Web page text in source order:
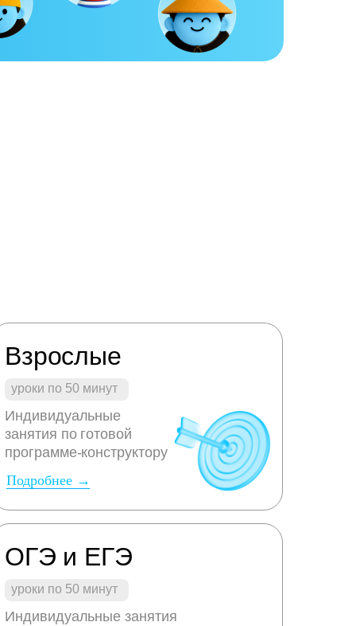
ОГЭ и ЕГЭ
уроки по 50 минут
Индивидуальные занятия
Подробнее →
Индивидуальные
занятия по готовой
программе-конструктору
уроки по 50 минут
Взрослые